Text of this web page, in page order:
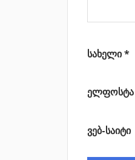
სახელი*
ელფოსტა
ვებ-საიტი